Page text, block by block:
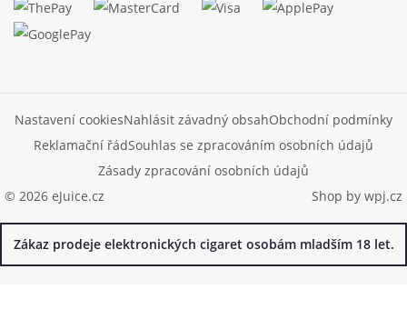
© 2026 eJuice.cz
Nastavení cookiesNahlásit závadný obsahObchodní podmínky
Reklamační řádSouhlas se zpracováním osobních údajů
Zásady zpracování osobních údajů
Shop by wpj.cz
Zákaz prodeje elektronických cigaret osobám mladším 18 let.